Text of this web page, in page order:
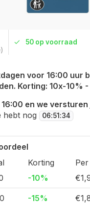
)
50 op voorraad
voor 16:00 uur
Korting: 10x-10%
en we
hebt nog 06:51 :33
Korting
-10%
-15%